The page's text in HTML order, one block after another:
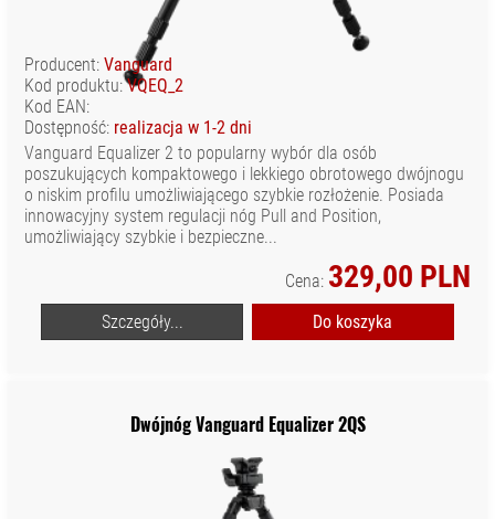
Producent: Vanguard
Kod produktu:VQEQ_2
Kod EAN:
Dostępność: realizacja w 1-2 dni
Vanguard Equalizer 2 to popularny wybór dla osób
poszukujących kompaktowego i lekkiego obrotowego dwójnogu
o niskim profilu umożliwiającego szybkie rozłożenie. Posiada
innowacyjny system regulacji nóg Pull and Position,
umożliwiający szybkie i bezpieczne...
Cena: 329,00 PLN
Szczegóły... Do koszyka
Dwójnóg Vanguard Equalizer 2QS